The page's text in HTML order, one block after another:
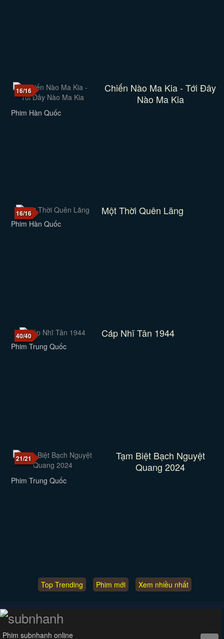
16/16
Chiến Nào Ma Kia - Tới Đây
Nào Ma Kia
Phim Hàn Quốc
16/16 Một Thời Quên Lãng
Phim Hàn Quốc
40/40 Cáp Nhĩ Tân 1944
Phim Trung Quốc
21/21
Tạm Biệt Bạch Nguyệt
Quang 2024
Phim Trung Quốc
Top Trending Phim mới Xem nhiều nhất
Phim subnhanh online